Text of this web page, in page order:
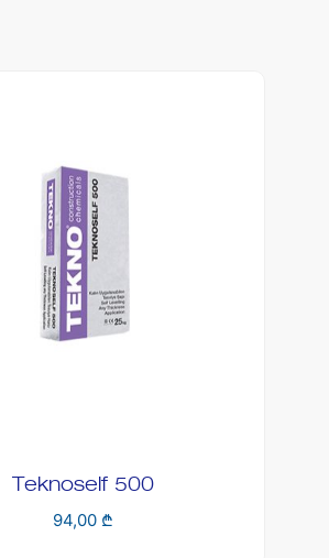
Teknobond 401 W
26,00 ₾